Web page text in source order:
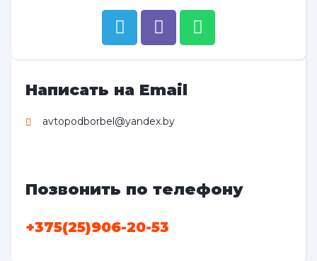
Написать на Email
avtopodborbel@yandex.by
Позвонить по телефону
+375(25)906-20-53